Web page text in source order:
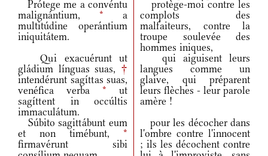
Prótege me a convéntu
malignántium, * a
multitúdine operántium
iniquitátem.
protège-moi contre les
complots des
malfaiteurs, contre la
troupe soulevée des
hommes iniques,
Qui exacuérunt ut
gládium línguas suas, †
intendérunt sagíttas suas,
venéfica verba * ut
sagíttent in occúltis
immaculátum.
qui aiguisent leurs
langues comme un
glaive, qui préparent
leurs flèches - leur parole
amère !
Súbito sagittábunt eum
et non timébunt, *
firmavérunt sibi
pour les décocher dans
l'ombre contre l'innocent
; ils les décochent contre